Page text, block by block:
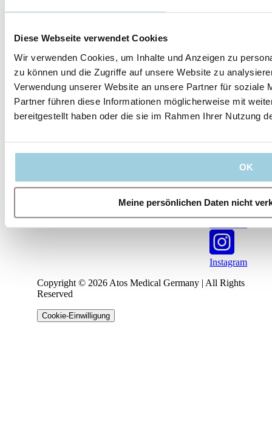
Diese Webseite verwendet Cookies
Wir verwenden Cookies, um Inhalte und Anzeigen zu
zu können und die Zugriffe auf unsere Website zu
Verwendung unserer Website an unsere Partner für soziale
Partner führen diese Informationen möglicherweise mit
bereitgestellt haben oder die sie im Rahmen Ihrer Nutzung
OK
Meine persönlichen Daten nicht
Folgen Sie uns
Unsere
Leitlinien
Hinweis
Unser
Unternehmen
wirManagement-
TeamVerhaltenskodexKarriereKontakt
Rechtliches
Impressum
Folgen Sie uns
LinkedIn
Instagram
Copyright © 2026 Atos Medical Germany | All Rights
Reserved
Cookie-Einwilligung